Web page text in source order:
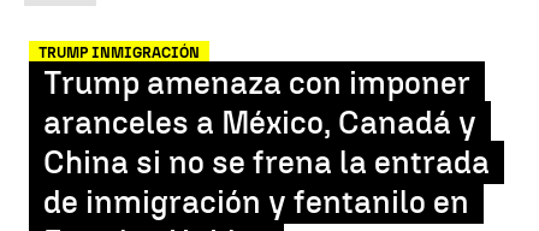
TRUMP INMIGRACIÓN
Trump amenaza con imponer
aranceles a México, Canadá y
China si no se frena la entrada
de inmigración y fentanilo en